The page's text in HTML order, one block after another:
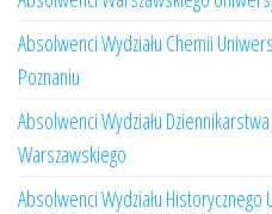
Absolwenci Wydziału Chemii
Poznaniu
Absolwenci Wydziału
Warszawskiego
Absolwenci Wydziału